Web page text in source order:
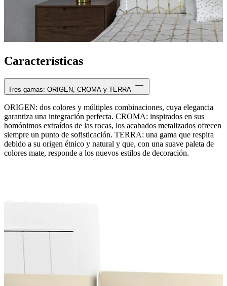
Características
Tres gamas: ORIGEN, CROMA y TERRA
ORIGEN: dos colores y múltiples combinaciones, cuya elegancia
garantiza una integración perfecta. CROMA: inspirados en sus
homónimos extraídos de las rocas, los acabados metalizados ofrecen
siempre un punto de sofisticación. TERRA: una gama que respira
debido a su origen étnico y natural y que, con una suave paleta de
colores mate, responde a los nuevos estilos de decoración.